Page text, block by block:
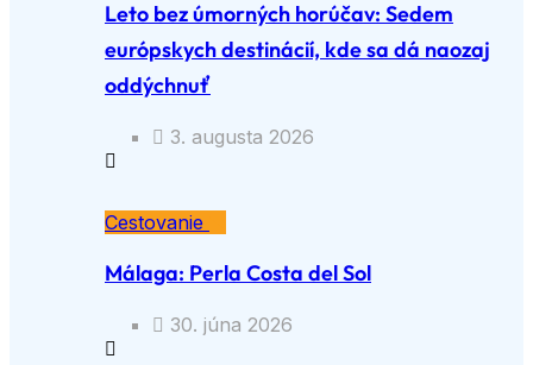
Leto bez úmorných horúčav: Sedem
európskych destinácií, kde sa dá naozaj
oddýchnuť
3. augusta 2026
Cestovanie
Málaga: Perla Costa del Sol
30. júna 2026